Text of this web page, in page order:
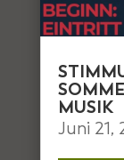
MUSIK
Juni 21,